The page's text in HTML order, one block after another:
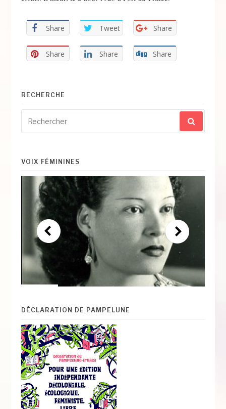
Share Tweet Share
Share Share Share
RECHERCHE
pour
:
VOIX FÉMININES
DÉCLARATION DE PAMPELUNE